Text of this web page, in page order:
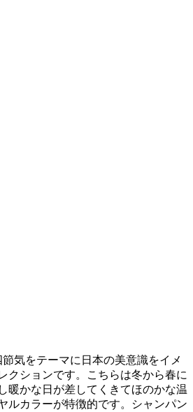
気をテーマに日本の美意識をイメ
クションです。こちらは冬から春に
暖かな日が差してくきてほのかな温
ルカラーが特徴的です。シャンパン